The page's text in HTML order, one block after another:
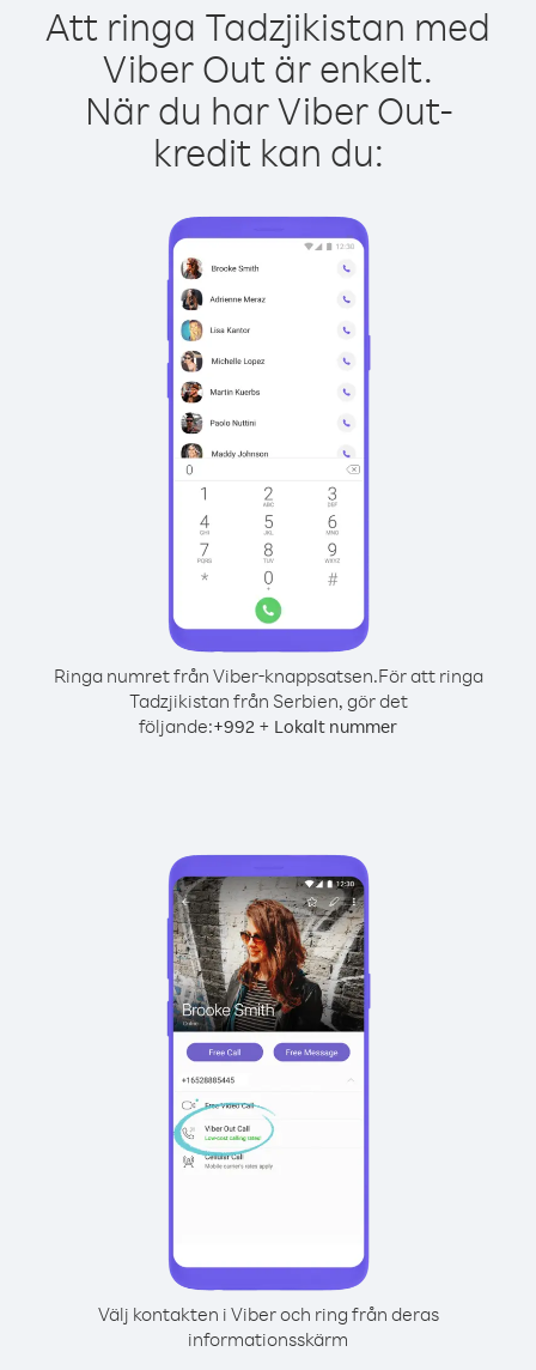
Att ringa Tadzjikistan med
Viber Out är enkelt.
När du har Viber Out-
kredit kan du:
Ringa numret från Viber-knappsatsen.För att ringa
Tadzjikistan från Serbien, gör det
följande:+992 + Lokalt nummer
Välj kontakten i Viber och ring från deras
informationsskärm